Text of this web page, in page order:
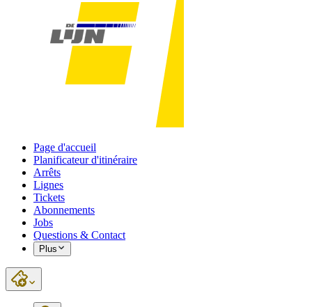
Page d'accueil
Planificateur d'itinéraire
Arrêts
Lignes
Tickets
Abonnements
Jobs
Questions & Contact
Plus